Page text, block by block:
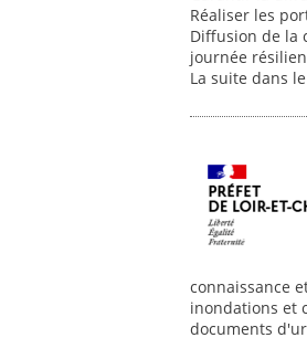
Réaliser les
Diffusion de la
journée
La suite dans
connaissance
inondations et
documents